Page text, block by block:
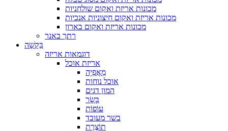
מכונות אריזת ואקום שולחניות
מכונות אריזת ואקום חיצוניות אנכיות
מכונות אריזת ואקום בארון
רתך באנר
בַּקָשָׁה
דוגמאות אריזה
אריזת אוכל
מַאֲפִיָה
אוכל נוחות
המון דגים
בָּשָׂר
עוֹפוֹת
בשר מעובד
תוֹצֶרֶת